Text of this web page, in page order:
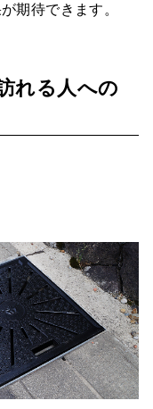
期待できます。
れる人への